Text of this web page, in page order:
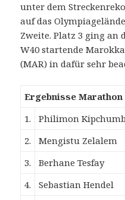
unter dem
auf das
Zweite. Platz 3 ging an
W40 startende
(MAR) in dafür sehr
Ergebnisse
1.
Philimon
2.
Mengistu Zelalem
3.
Berhane Tesfay
4.
Sebastian Hendel